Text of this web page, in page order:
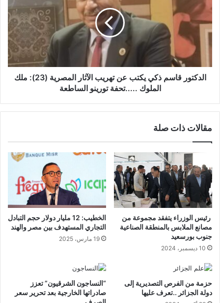
الدكتور قاسم ذكي يكتب عن تهريب الآثار المصرية (23): ملك
الملوك .....تحفة تورينو الساطعة
مقالات ذات صلة
رئيس الوزراء يتفقد مجموعة من
مصانع الملابس بالمنطقة الصناعية
جنوب بورسعيد
10 ديسمبر، 2024
الخطيب: 12 مليار دولار حجم التبادل
التجاري المستهدف بين مصر والهند
19 مارس، 2025
حزمة من الفرص التصديرية إلى
دولة الجزائر ..تعرف عليها
“النساجون الشرقيون” تعزز
صادراتها الخارجية بعد تحرير سعر